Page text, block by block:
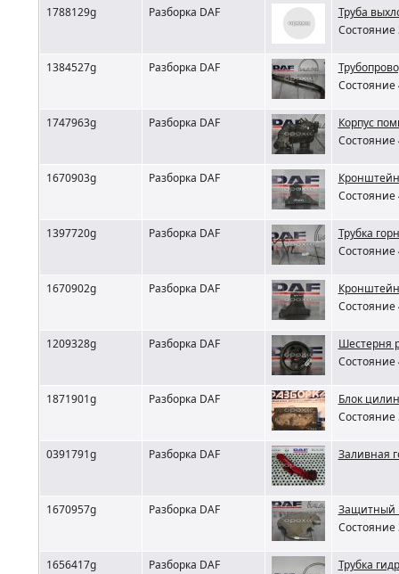
1788129g Разборка DAF
Труба
Состояние
1384527g Разборка DAF
Состояние
1747963g Разборка DAF
Корпус
Состояние
1670903g Разборка DAF
Состояние
1397720g Разборка DAF
Трубка
Состояние
1670902g Разборка DAF
Состояние
1209328g Разборка DAF
Шестерня
Состояние
1871901g Разборка DAF
Блок
Состояние
0391791g Разборка DAF Заливная
1670957g Разборка DAF
Защитный
Состояние
1656417g Разборка DAF
Трубка